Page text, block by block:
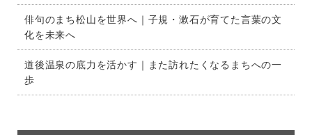
俳句のまち松山を世界へ｜子規・漱石が育てた言葉の文
化を未来へ
道後温泉の底力を活かす｜また訪れたくなるまちへの一
歩